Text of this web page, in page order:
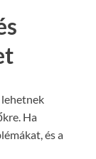
lehetnek
Ha
és a